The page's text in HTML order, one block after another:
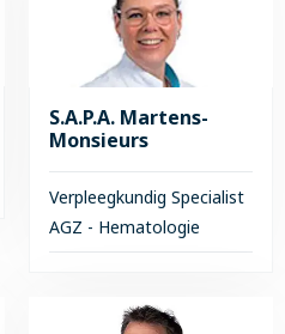
Droogendijk
S.A.P.A. Martens-
Monsieurs
Verpleegkundig Specialist
AGZ - Hematologie